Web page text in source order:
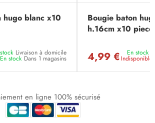
hugo blanc x10
Livraison à domicile
En stock Dans 1 magasins
Bougie baton
h.16cm x10
4,99 € En stock
Indisponible
en ligne 100% sécurisé